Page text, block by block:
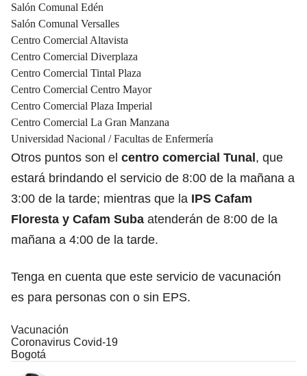
Salón Comunal Edén
Salón Comunal Versalles
Centro Comercial Altavista
Centro Comercial Diverplaza
Centro Comercial Tintal Plaza
Centro Comercial Centro Mayor
Centro Comercial Plaza Imperial
Centro Comercial La Gran Manzana
Universidad Nacional / Facultas de Enfermería
Otros puntos son el centro comercial Tunal, que
estará brindando el servicio de 8:00 de la mañana a
3:00 de la tarde; mientras que la IPS Cafam
Floresta y Cafam Suba atenderán de 8:00 de la
mañana a 4:00 de la tarde.
Tenga en cuenta que este servicio de vacunación
es para personas con o sin EPS.
Vacunación
Coronavirus Covid-19
Bogotá